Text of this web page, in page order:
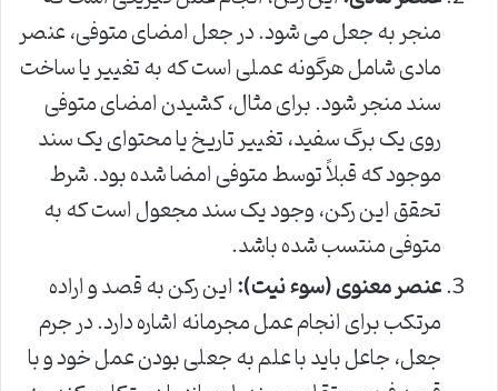
منجر به جعل می شود. در جعل امضای متوفی، عنصر
مادی شامل هرگونه عملی است که به تغییر یا ساخت
سند منجر شود. برای مثال، کشیدن امضای متوفی
روی یک برگ سفید، تغییر تاریخ یا محتوای یک سند
موجود که قبلاً توسط متوفی امضا شده بود. شرط
تحقق این رکن، وجود یک سند مجعول است که به
متوفی منتسب شده باشد.
عنصر معنوی (سوء نیت):این رکن به قصد و اراده
مرتکب برای انجام عمل مجرمانه اشاره دارد. در جرم
جعل، جاعل باید با علم به جعلی بودن عمل خود و با